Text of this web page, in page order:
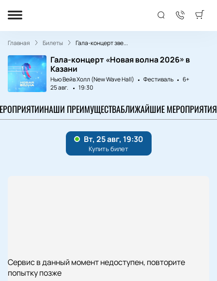
Главная Билеты Гала-концерт зве...
Гала-концерт «Новая волна 2026» в
Казани
Нью Вейв Холл (New Wave Hall) Фестиваль
6+
25 авг.
19:30
НАШИ ПРЕИМУЩЕСТВАБЛИЖАЙШИЕ МЕРОПРИЯТИЯ
Сервис в данный момент недоступен, повторите
попытку позже